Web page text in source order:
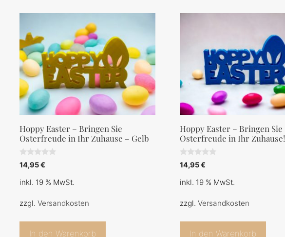
Hoppy Easter – Bringen Sie
Osterfreude in Ihr Zuhause – Gelb
0
v
n
14,95€
inkl. 19 % MwSt.
zzgl. Versandkosten
In den Warenkorb
Hoppy Easter – Bringen Sie
Osterfreude in Ihr Zuhause!
0
v
n
14,95€
inkl. 19 % MwSt.
zzgl. Versandkosten
In den Warenkorb